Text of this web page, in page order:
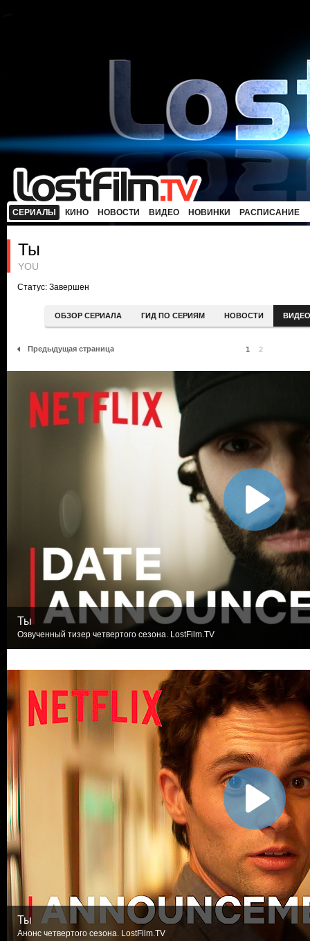
СЕРИАЛЫ КИНО НОВОСТИ ВИДЕО НОВИНКИ РАСПИСАНИЕ
Ты
YOU
Статус: Завершен
ОБЗОР СЕРИАЛА ГИД ПО СЕРИЯМ НОВОСТИ ВИДЕО
Предыдущая страница 1 2
Ты
Озвученный тизер четвертого сезона. LostFilm.TV
Ты
Анонс четвертого сезона. LostFilm.TV